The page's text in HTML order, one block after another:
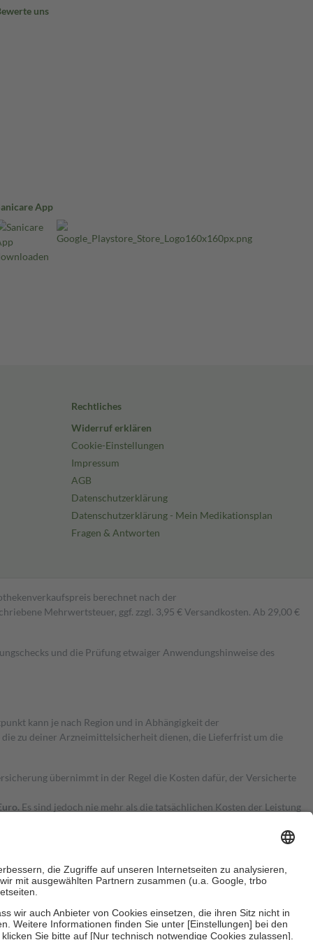
uns
App
Rechtliches
Widerruf erklären
Cookie-Einstellungen
Impressum
AGB
Datenschutzerklärung
Datenschutzerklärung - Mein Medikationsplan
Fragen & Antworten
berechnet nach der
Mehrwertsteuer, ggf. zzgl. 3,95 € Versandkosten. Ab 29,00 €
und die Prüfung etwaiger Anwendungshinweise des
kann je nach Region und in Abhängigkeit der
zu deiner Arzneimittelsicherheit dienen, die Lieferfrist um die
übernimmt in der Regel die Kosten dafür, der Versicherte
Es sind jedoch nie mehr als die tatsächlichen Kosten der Leistung
Zuzahlungen an bei: